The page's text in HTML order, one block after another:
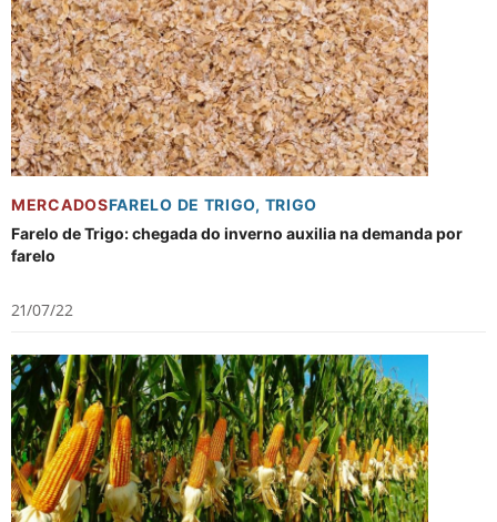
MERCADOSFARELO DE TRIGO, TRIGO
Farelo de Trigo: chegada do inverno auxilia na demanda por
farelo
21/07/22